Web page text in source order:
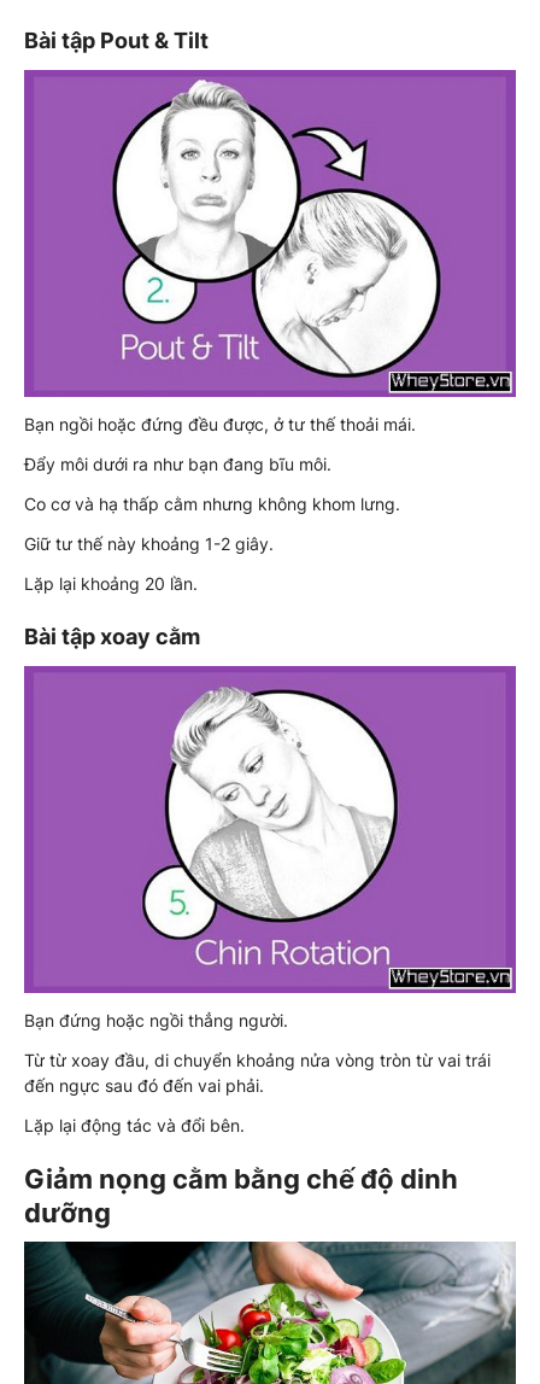
Bài tập Pout & Tilt
Bạn ngồi hoặc đứng đều được, ở tư thế thoải mái.
Đẩy môi dưới ra như bạn đang bĩu môi.
Co cơ và hạ thấp cằm nhưng không khom lưng.
Giữ tư thế này khoảng 1-2 giây.
Lặp lại khoảng 20 lần.
Bài tập xoay cằm
Bạn đứng hoặc ngồi thẳng người.
Từ từ xoay đầu, di chuyển khoảng nửa vòng tròn từ vai trái
đến ngực sau đó đến vai phải.
Lặp lại động tác và đổi bên.
Giảm nọng cằm bằng chế độ dinh
dưỡng